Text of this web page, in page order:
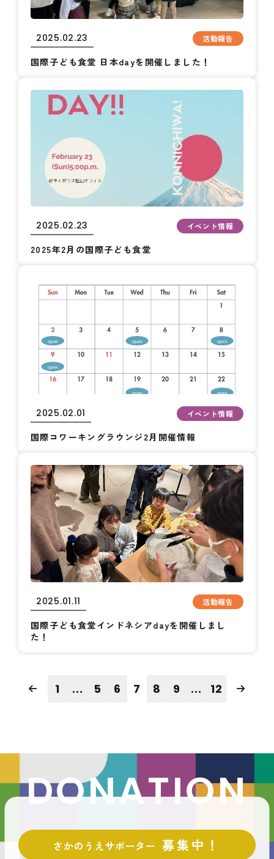
2025.02.23 活動報告
国際子ども食堂 日本dayを開催しました！
2025.02.23 イベント情報
2025年2月の国際子ども食堂
2025.02.01 イベント情報
国際コワーキングラウンジ2月開催情報
2025.01.11 活動報告
国際子ども食堂インドネシアdayを開催しまし
た！
1 ... 5 6 7 8 9 ... 12
DONATION
さかのうえサポーター 募集中！